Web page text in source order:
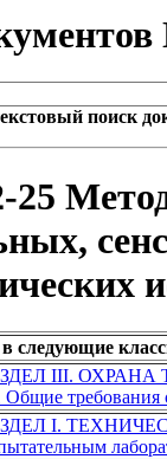
поиск
следующие
III. ОХРАНА
Общие требования
I.